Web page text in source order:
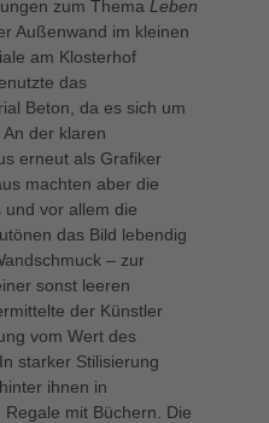
zum Thema Leben
Außenwand im kleinen
am Klosterhof
das
Beton, da es sich um
der klaren
erneut als Grafiker
machten aber die
und vor allem die
das Bild lebendig
– zur
sonst leeren
der Künstler
vom Wert des
starker Stilisierung
ihnen in
mit Büchern. Die